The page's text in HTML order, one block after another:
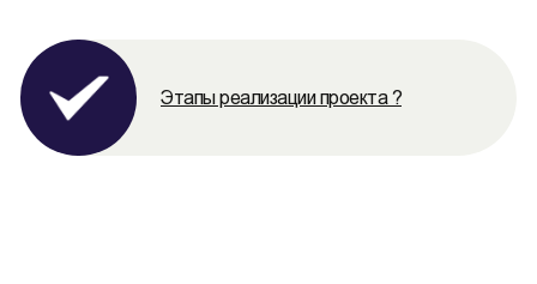
Этапы реализации проекта ?